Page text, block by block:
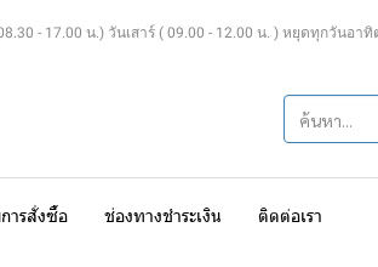
- 17.00 น.) วันเสาร์ ( 09.00 - 12.00 น. ) หยุดทุกวันอ
ารสั่งซื้อ ช่องทางชำระเงิน ติดต่อเรา